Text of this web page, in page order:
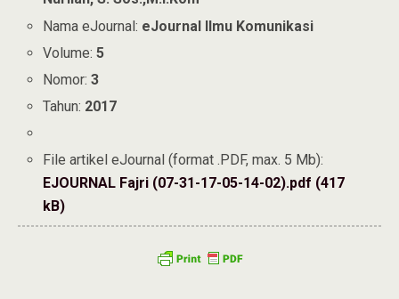
Nama eJournal: eJournal Ilmu Komunikasi
Volume:5
Nomor:3
Tahun: 2017
File artikel eJournal (format .PDF, max. 5 Mb):
EJOURNAL Fajri (07-31-17-05-14-02).pdf (417
kB)